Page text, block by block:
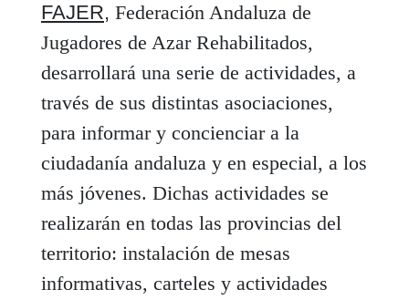
FAJER, Federación Andaluza de
Jugadores de Azar Rehabilitados,
desarrollará una serie de actividades, a
través de sus distintas asociaciones,
para informar y concienciar a la
ciudadanía andaluza y en especial, a los
más jóvenes. Dichas actividades se
realizarán en todas las provincias del
territorio: instalación de mesas
informativas, carteles y actividades